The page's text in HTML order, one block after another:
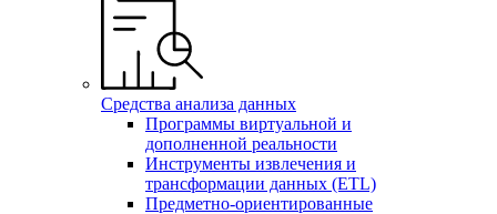
Средства анализа данных
Программы виртуальной и
дополненной реальности
Инструменты извлечения и
трансформации данных (ETL)
Предметно-ориентированные